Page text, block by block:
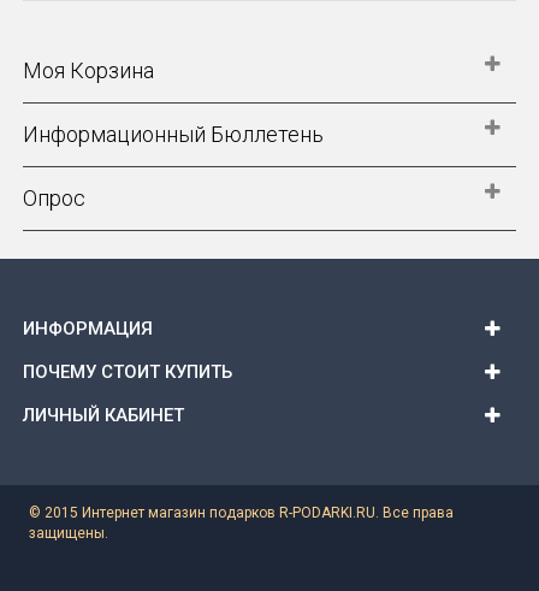
Моя Корзина
Информационный Бюллетень
Опрос
ИНФОРМАЦИЯ
ПОЧЕМУ СТОИТ КУПИТЬ
ЛИЧНЫЙ КАБИНЕТ
© 2015 Интернет магазин подарков R-PODARKI.RU. Все права
защищены.